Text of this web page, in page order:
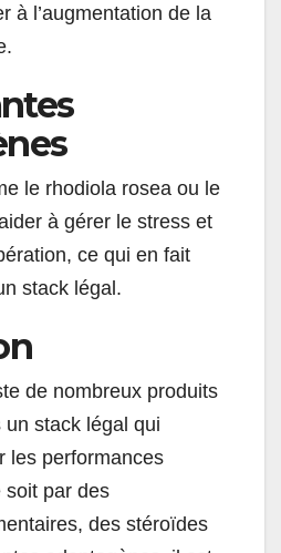
à l’augmentation de la
le rhodiola rosea ou le
à gérer le stress et
ce qui en fait
stack légal.
de nombreux produits
stack légal qui
les performances
soit par des
des stéroïdes